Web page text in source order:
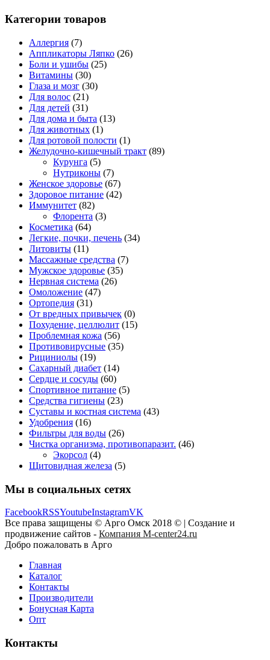
Категории товаров
Аллергия (7)
Аппликаторы Ляпко (26)
Боли и ушибы (25)
Витамины (30)
Глаза и мозг (30)
Для волос (21)
Для детей (31)
Для дома и быта (13)
Для животных (1)
Для ротовой полости (1)
Желудочно-кишечный тракт (89)
Курунга (5)
Нутриконы (7)
Женское здоровье (67)
Здоровое питание (42)
Иммунитет (82)
Флорента (3)
Косметика (64)
Легкие, почки, печень (34)
Литовиты (11)
Массажные средства (7)
Мужское здоровье (35)
Нервная система (26)
Омоложение (47)
Ортопедия (31)
От вредных привычек (0)
Похудение, целлюлит (15)
Проблемная кожа (56)
Противовирусные (35)
Рициниолы (19)
Сахарный диабет (14)
Сердце и сосуды (60)
Спортивное питание (5)
Средства гигиены (23)
Суставы и костная система (43)
Удобрения (16)
Фильтры для воды (26)
Чистка организма, противопаразит. (46)
Экорсол (4)
Щитовидная железа (5)
Мы в социальных сетях
FacebookRSSYoutubeInstagramVK
Все права защищены © Арго Омск 2018 © | Создание и
продвижение сайтов - Компания M-center24.ru
Добро пожаловать в Арго
Главная
Каталог
Контакты
Производители
Бонусная Карта
Опт
Контакты